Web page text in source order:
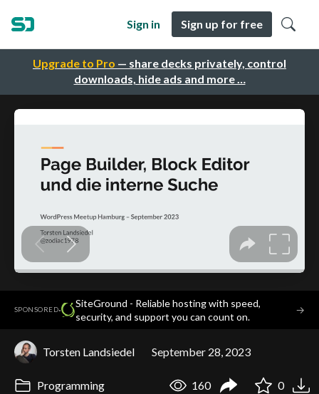
Upgrade to Pro — share decks privately, control
downloads, hide ads and more …
Sign in Sign up for free
SPONSORED·
SiteGround - Reliable hosting with speed,
security, and support you can count on.
→
Torsten Landsiedel September 28, 2023
Programming 160 0